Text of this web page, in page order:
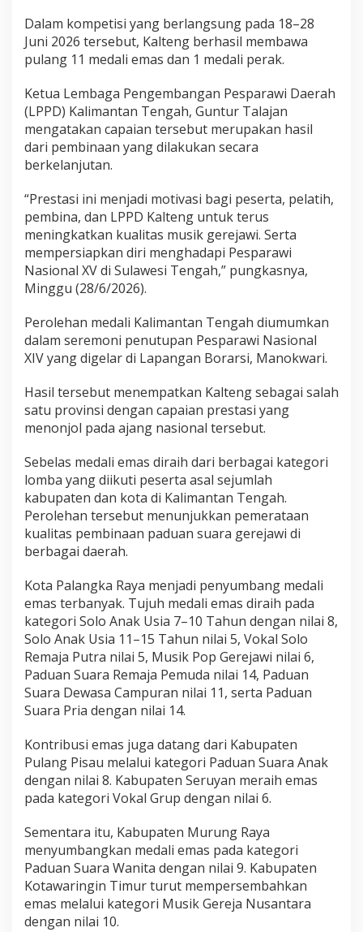
Dalam kompetisi yang berlangsung pada 18–28
Juni 2026 tersebut, Kalteng berhasil membawa
pulang 11 medali emas dan 1 medali perak.
Ketua Lembaga Pengembangan Pesparawi Daerah
(LPPD) Kalimantan Tengah, Guntur Talajan
mengatakan capaian tersebut merupakan hasil
dari pembinaan yang dilakukan secara
berkelanjutan.
“Prestasi ini menjadi motivasi bagi peserta, pelatih,
pembina, dan LPPD Kalteng untuk terus
meningkatkan kualitas musik gerejawi. Serta
mempersiapkan diri menghadapi Pesparawi
Nasional XV di Sulawesi Tengah,” pungkasnya,
Minggu (28/6/2026).
Perolehan medali Kalimantan Tengah diumumkan
dalam seremoni penutupan Pesparawi Nasional
XIV yang digelar di Lapangan Borarsi, Manokwari.
Hasil tersebut menempatkan Kalteng sebagai salah
satu provinsi dengan capaian prestasi yang
menonjol pada ajang nasional tersebut.
Sebelas medali emas diraih dari berbagai kategori
lomba yang diikuti peserta asal sejumlah
kabupaten dan kota di Kalimantan Tengah.
Perolehan tersebut menunjukkan pemerataan
kualitas pembinaan paduan suara gerejawi di
berbagai daerah.
Kota Palangka Raya menjadi penyumbang medali
emas terbanyak. Tujuh medali emas diraih pada
kategori Solo Anak Usia 7–10 Tahun dengan nilai 8,
Solo Anak Usia 11–15 Tahun nilai 5, Vokal Solo
Remaja Putra nilai 5, Musik Pop Gerejawi nilai 6,
Paduan Suara Remaja Pemuda nilai 14, Paduan
Suara Dewasa Campuran nilai 11, serta Paduan
Suara Pria dengan nilai 14.
Kontribusi emas juga datang dari Kabupaten
Pulang Pisau melalui kategori Paduan Suara Anak
dengan nilai 8. Kabupaten Seruyan meraih emas
pada kategori Vokal Grup dengan nilai 6.
Sementara itu, Kabupaten Murung Raya
menyumbangkan medali emas pada kategori
Paduan Suara Wanita dengan nilai 9. Kabupaten
Kotawaringin Timur turut mempersembahkan
emas melalui kategori Musik Gereja Nusantara
dengan nilai 10.